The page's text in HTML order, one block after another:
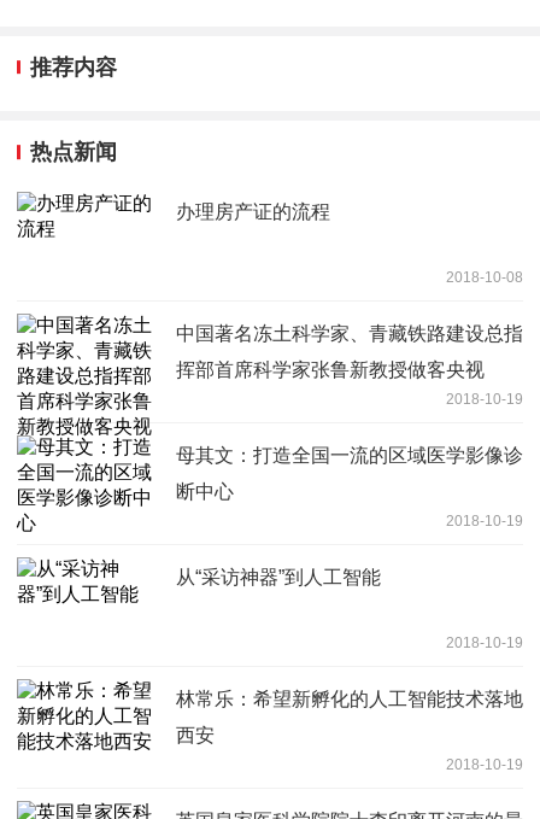
推荐内容
热点新闻
办理房产证的流程
2018-10-08
中国著名冻土科学家、青藏铁路建设总指
挥部首席科学家张鲁新教授做客央视
2018-10-19
母其文：打造全国一流的区域医学影像诊
断中心
2018-10-19
从“采访神器”到人工智能
2018-10-19
林常乐：希望新孵化的人工智能技术落地
西安
2018-10-19